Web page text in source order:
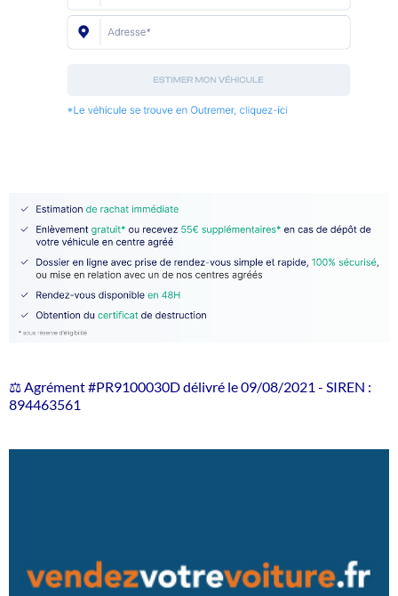
⚖️ Agrément #PR9100030D délivré le 09/08/2021 - SIREN :
894463561